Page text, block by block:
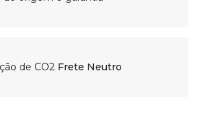
de CO2 Frete Neutro